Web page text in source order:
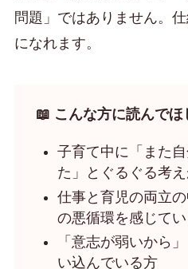
問題」ではありません。
になれます。
📖 こんな方に読んでほ
子育て中に「また
た」とぐるぐる考
仕事と育児の両立
の悪循環を感じて
「意志が弱いから
い込んでいる方